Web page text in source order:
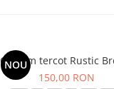
NOU
Costum tercot Rustic
150,00 RON